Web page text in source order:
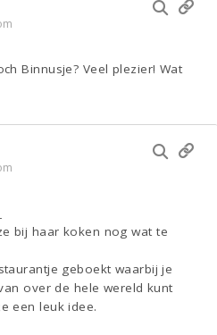
Binnusje? Veel plezier! Wat
bij haar koken nog wat te
geboekt waarbij je
over de hele wereld kunt
een leuk idee.